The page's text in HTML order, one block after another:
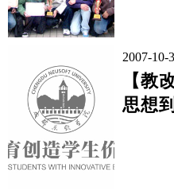
2007-10-
【教
思想